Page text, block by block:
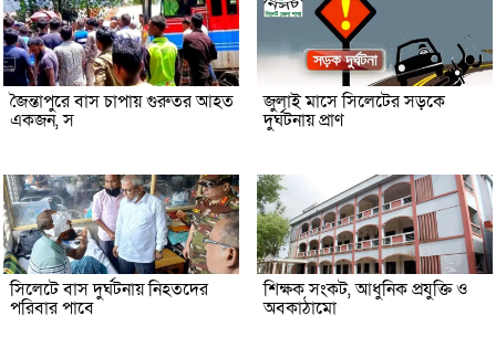
জৈন্তাপুরে বাস চাপায় গুরুতর আহত
একজন, স
জুলাই মাসে সিলেটের সড়কে
দুর্ঘটনায় প্রাণ
সিলেটে বাস দুর্ঘটনায় নিহতদের
পরিবার পাবে
শিক্ষক সংকট, আধুনিক প্রযুক্তি ও
অবকাঠামো